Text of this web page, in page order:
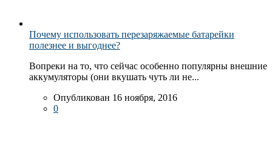
Почему использовать перезаряжаемые батарейки
полезнее и выгоднее?
Вопреки на то, что сейчас особенно популярны внешние
аккумуляторы (они вкушать чуть ли не...
Опубликован 16 ноября, 2016
0